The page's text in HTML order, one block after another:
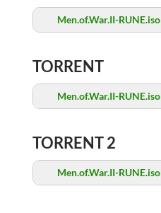
Men.of.War.II-RUNE.iso
TORRENT
Men.of.War.II-RUNE.iso
TORRENT 2
Men.of.War.II-RUNE.iso